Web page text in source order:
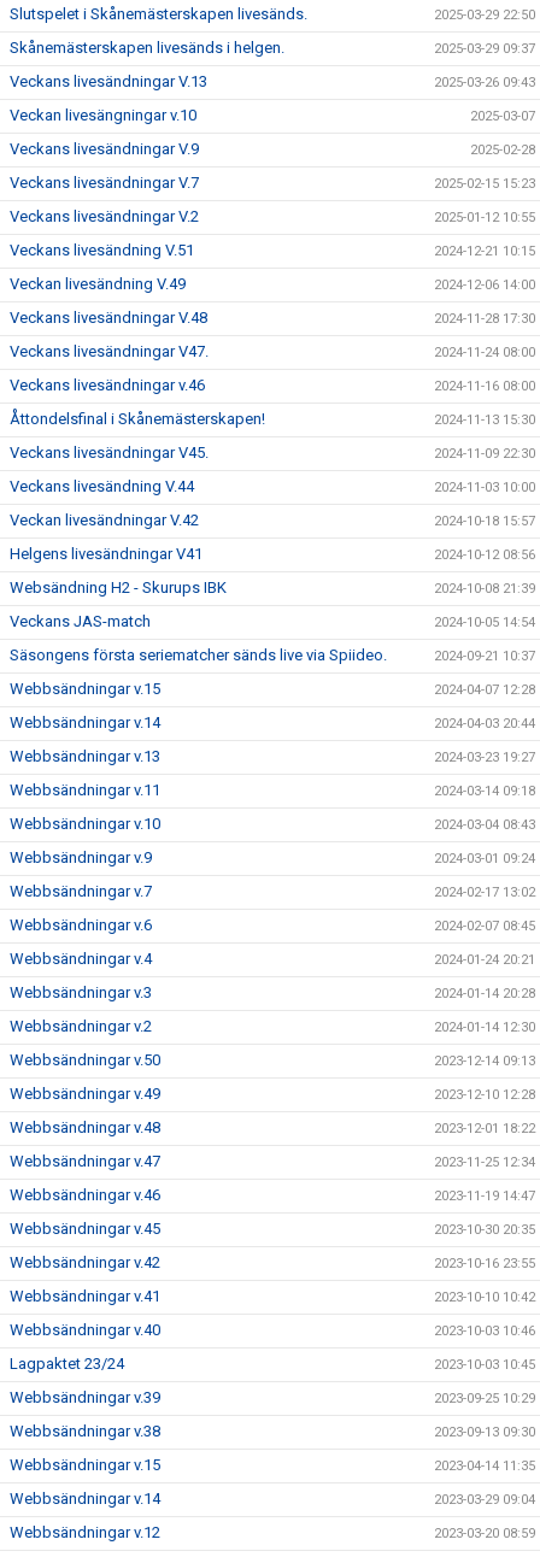
Slutspelet i Skånemästerskapen livesänds. 2025-03-29 22:50
Skånemästerskapen livesänds i helgen. 2025-03-29 09:37
Veckans livesändningar V.13 2025-03-26 09:43
Veckan livesängningar v.10 2025-03-07
Veckans livesändningar V.9 2025-02-28
Veckans livesändningar V.7 2025-02-15 15:23
Veckans livesändningar V.2 2025-01-12 10:55
Veckans livesändning V.51 2024-12-21 10:15
Veckan livesändning V.49 2024-12-06 14:00
Veckans livesändningar V.48 2024-11-28 17:30
Veckans livesändningar V47. 2024-11-24 08:00
Veckans livesändningar v.46 2024-11-16 08:00
Åttondelsfinal i Skånemästerskapen! 2024-11-13 15:30
Veckans livesändningar V45. 2024-11-09 22:30
Veckans livesändning V.44 2024-11-03 10:00
Veckan livesändningar V.42 2024-10-18 15:57
Helgens livesändningar V41 2024-10-12 08:56
Websändning H2 - Skurups IBK 2024-10-08 21:39
Veckans JAS-match 2024-10-05 14:54
Säsongens första seriematcher sänds live via Spiideo. 2024-09-21 10:37
Webbsändningar v.15 2024-04-07 12:28
Webbsändningar v.14 2024-04-03 20:44
Webbsändningar v.13 2024-03-23 19:27
Webbsändningar v.11 2024-03-14 09:18
Webbsändningar v.10 2024-03-04 08:43
Webbsändningar v.9 2024-03-01 09:24
Webbsändningar v.7 2024-02-17 13:02
Webbsändningar v.6 2024-02-07 08:45
Webbsändningar v.4 2024-01-24 20:21
Webbsändningar v.3 2024-01-14 20:28
Webbsändningar v.2 2024-01-14 12:30
Webbsändningar v.50 2023-12-14 09:13
Webbsändningar v.49 2023-12-10 12:28
Webbsändningar v.48 2023-12-01 18:22
Webbsändningar v.47 2023-11-25 12:34
Webbsändningar v.46 2023-11-19 14:47
Webbsändningar v.45 2023-10-30 20:35
Webbsändningar v.42 2023-10-16 23:55
Webbsändningar v.41 2023-10-10 10:42
Webbsändningar v.40 2023-10-03 10:46
Lagpaktet 23/24 2023-10-03 10:45
Webbsändningar v.39 2023-09-25 10:29
Webbsändningar v.38 2023-09-13 09:30
Webbsändningar v.15 2023-04-14 11:35
Webbsändningar v.14 2023-03-29 09:04
Webbsändningar v.12 2023-03-20 08:59